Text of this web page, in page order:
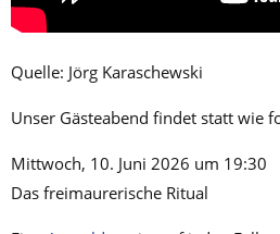
Quelle: Jörg Karaschewski
Unser Gästeabend findet statt wie
Mittwoch, 10. Juni 2026 um 19:30
Das freimaurerische Ritual